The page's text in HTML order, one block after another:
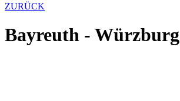
ZURÜCK
Bayreuth - Würzburg